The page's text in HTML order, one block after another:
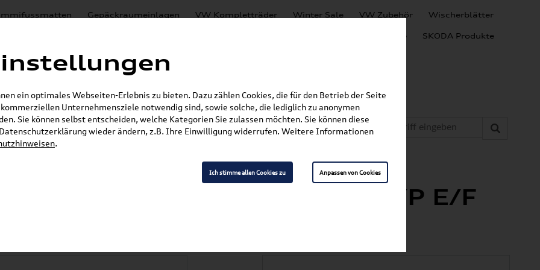
Gepäckraumeinlagen VW Kompletträder Winter Sale VW Zubehör Wischerblätter
SEAT Produkte SKODA Produkte
Lackierungen
E-Mail
E/F 000054412AE (Beschreibung beachten!)
für ID. Charger Travel TYP E/F
beachten!)
ein optimales Webseiten-Erlebnis zu bieten. Dazu zählen Cookies, die für den Betrieb der Seite
Unternehmensziele notwendig sind, sowie solche, die lediglich zu anonymen
Sie können selbst entscheiden, welche Kategorien Sie zulassen möchten. Sie können diese
wieder ändern, z.B. Ihre Einwilligung widerrufen. Weitere Informationen
.
Ich stimme allen Cookies zu Anpassen von Cookies